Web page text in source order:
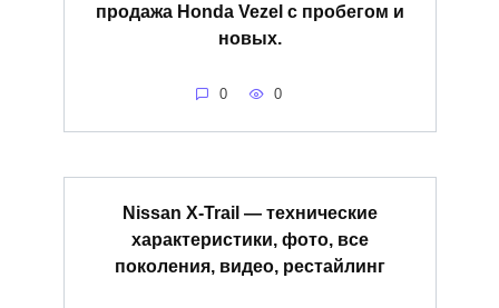
продажа Honda Vezel с пробегом и
новых.
0 0
Nissan X-Trail — технические
характеристики, фото, все
поколения, видео, рестайлинг